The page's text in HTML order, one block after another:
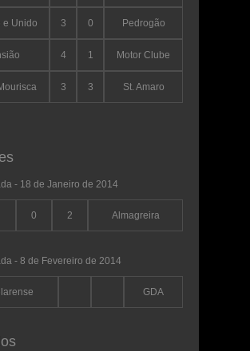
e Unido 3 0 Pedrogão
4 1 Motor Clube
3 3 St. Amaro
- 18 de Janeiro de 2014
0 2 Almagreira
- 8 de Fevereiro de 2014
GDA